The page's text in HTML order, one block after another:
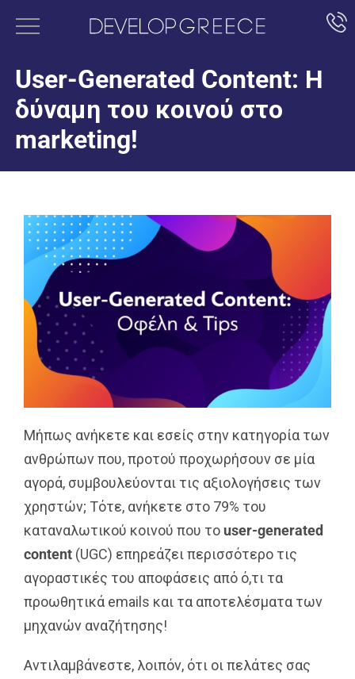
User-Generated Content: Η
δύναμη του κοινού στο
marketing!
Μήπως ανήκετε και εσείς στην κατηγορία των
ανθρώπων που, προτού προχωρήσουν σε μία
αγορά, συμβουλεύονται τις αξιολογήσεις των
χρηστών; Τότε, ανήκετε στο 79% του
καταναλωτικού κοινού που το user-generated
content (UGC) επηρεάζει περισσότερο τις
αγοραστικές του αποφάσεις από ό,τι τα
προωθητικά emails και τα αποτελέσματα των
μηχανών αναζήτησης!
Αντιλαμβάνεστε, λοιπόν, ότι οι πελάτες σας